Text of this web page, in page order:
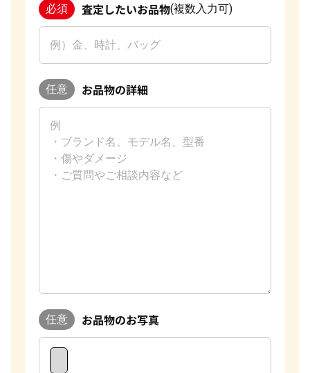
必須 査定したいお品物(複数入力可)
任意 お品物の詳細
任意 お品物のお写真